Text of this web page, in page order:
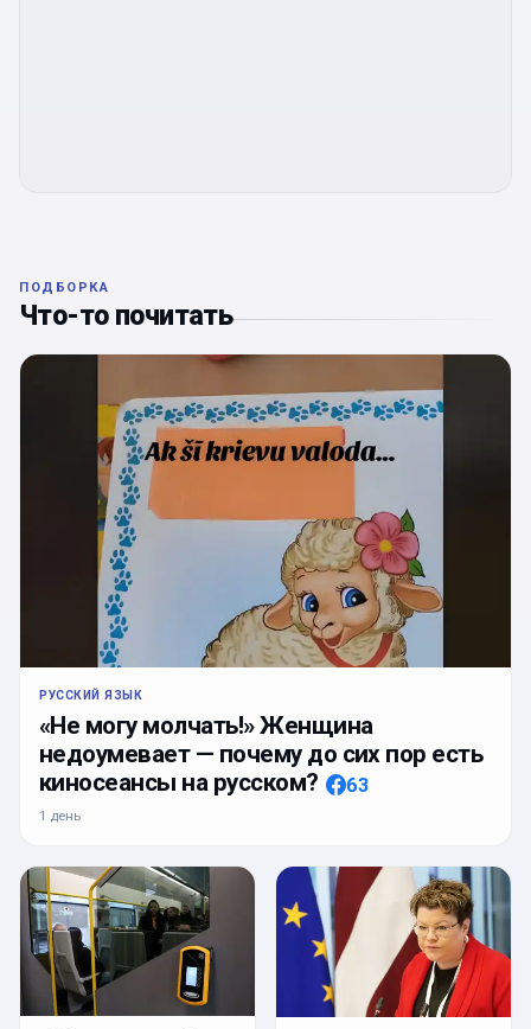
ПОДБОРКА
Что-то почитать
РУССКИЙ ЯЗЫК
«Не могу молчать!» Женщина
недоумевает — почему до сих пор есть
киносеансы на русском?
63
1 день